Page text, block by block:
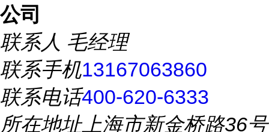
公司
联系人 毛经理
联系手机13167063860
联系电话400-620-6333
所在地址上海市新金桥路36号